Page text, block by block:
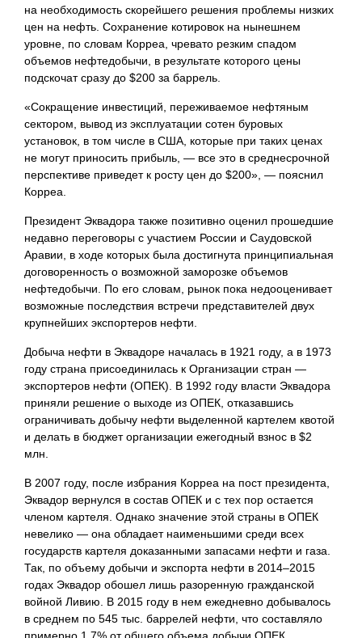
на необходимость скорейшего решения проблемы низких
цен на нефть. Сохранение котировок на нынешнем
уровне, по словам Корреа, чревато резким спадом
объемов нефтедобычи, в результате которого цены
подскочат сразу до $200 за баррель.
«Сокращение инвестиций, переживаемое нефтяным
сектором, вывод из эксплуатации сотен буровых
установок, в том числе в США, которые при таких ценах
не могут приносить прибыль, — все это в среднесрочной
перспективе приведет к росту цен до $200», — пояснил
Корреа.
Президент Эквадора также позитивно оценил прошедшие
недавно переговоры с участием России и Саудовской
Аравии, в ходе которых была достигнута принципиальная
договоренность о возможной заморозке объемов
нефтедобычи. По его словам, рынок пока недооценивает
возможные последствия встречи представителей двух
крупнейших экспортеров нефти.
Добыча нефти в Эквадоре началась в 1921 году, а в 1973
году страна присоединилась к Организации стран —
экспортеров нефти (ОПЕК). В 1992 году власти Эквадора
приняли решение о выходе из ОПЕК, отказавшись
ограничивать добычу нефти выделенной картелем квотой
и делать в бюджет организации ежегодный взнос в $2
млн.
В 2007 году, после избрания Корреа на пост президента,
Эквадор вернулся в состав ОПЕК и с тех пор остается
членом картеля. Однако значение этой страны в ОПЕК
невелико — она обладает наименьшими среди всех
государств картеля доказанными запасами нефти и газа.
Так, по объему добычи и экспорта нефти в 2014–2015
годах Эквадор обошел лишь разоренную гражданской
войной Ливию. В 2015 году в нем ежедневно добывалось
в среднем по 545 тыс. баррелей нефти, что составляло